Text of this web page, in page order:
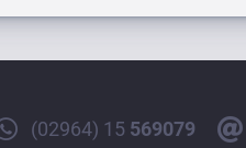
(02964) 15 569079